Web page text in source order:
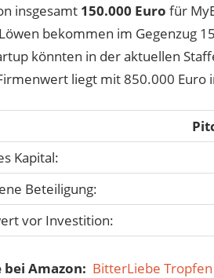
insgesamt 150.000 Euro für
bekommen im Gegenzug
könnten in der aktuellen
liegt mit 850.000 Euro
Kapital:
Beteiligung:
vor Investition:
Amazon: BitterLiebe Tropfen